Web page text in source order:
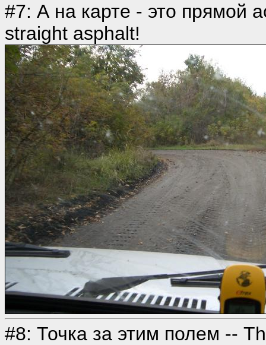
#7: А на карте - это прямой
straight asphalt!
#8: Точка за этим полем --